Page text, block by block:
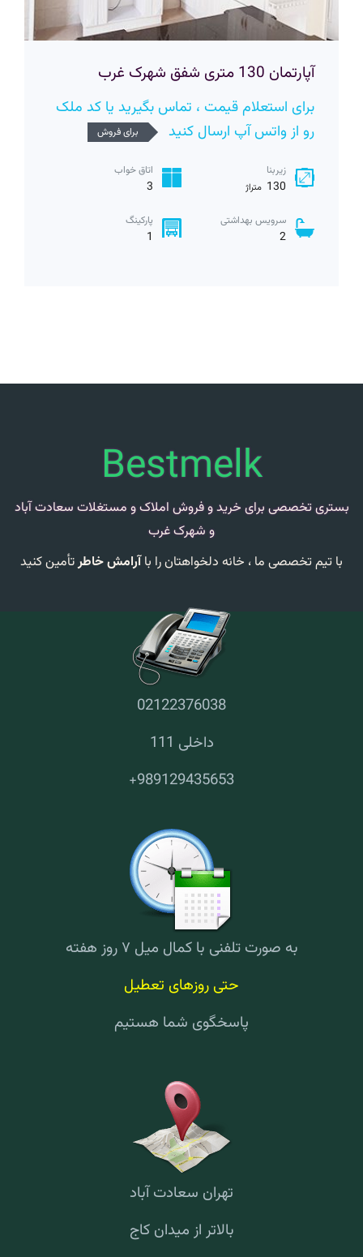
آپارتمان 130 متری شفق شهرک غرب
برای استعلام قیمت ، تماس بگیرید یا کد ملک
رو از واتس آپ ارسال کنید
برای فروش
زیربنا
130 متراژ
اتاق خواب
3
سرویس بهداشتی
2
پارکینگ
1
Bestmelk
بستری تخصصی برای خرید و فروش املاک و مستغلات سعادت آباد
و شهرک غرب
با تیم تخصصی ما ، خانه دلخواهتان را باآرامش خاطرتأمین کنید
02122376038
داخلی 111
989129435653
+
به صورت تلفنی با کمال میل ۷ روز هفته
حتی روزهای تعطیل
پاسخگوی شما هستیم
تهران سعادت آباد
بالاتر از میدان کاج